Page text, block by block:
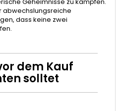
abwechslungsreiche
dass keine zwei
dem Kauf
solltet